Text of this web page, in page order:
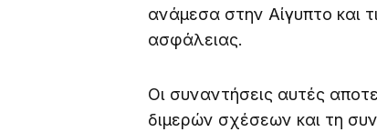
ανάμεσα στην Αίγυπτο και
ασφάλειας.
Οι συναντήσεις αυτές
διμερών σχέσεων και τη